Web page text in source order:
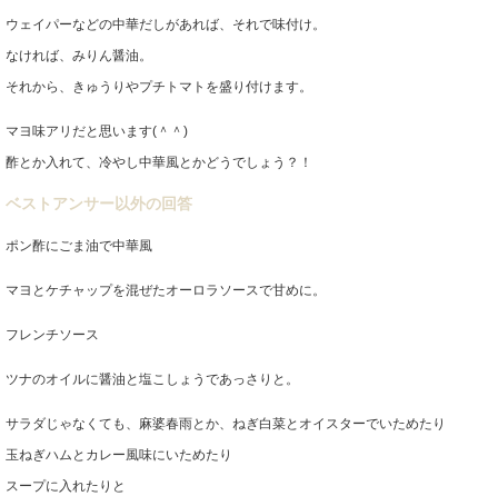
ウェイパーなどの中華だしがあれば、それで味付け。
なければ、みりん醤油。
それから、きゅうりやプチトマトを盛り付けます。
マヨ味アリだと思います(＾＾)
酢とか入れて、冷やし中華風とかどうでしょう？！
ベストアンサー以外の回答
ポン酢にごま油で中華風
マヨとケチャップを混ぜたオーロラソースで甘めに。
フレンチソース
ツナのオイルに醤油と塩こしょうであっさりと。
サラダじゃなくても、麻婆春雨とか、ねぎ白菜とオイスターでいためたり
玉ねぎハムとカレー風味にいためたり
スープに入れたりと